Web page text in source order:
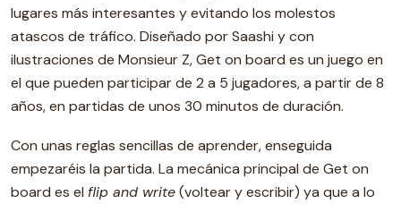
lugares más interesantes y evitando los molestos
atascos de tráfico. Diseñado por Saashi y con
ilustraciones de Monsieur Z, Get on board es un juego en
el que pueden participar de 2 a 5 jugadores, a partir de 8
años, en partidas de unos 30 minutos de duración.
Con unas reglas sencillas de aprender, enseguida
empezaréis la partida. La mecánica principal de Get on
board es el flip and write(voltear y escribir) ya que a lo